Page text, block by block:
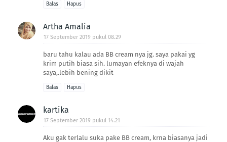
Balas Hapus
Artha Amalia
17 September 2019 pukul 08.29
baru tahu kalau ada BB cream nya jg. saya pakai yg
krim putih biasa sih. lumayan efeknya di wajah
saya,.lebih bening dikit
Balas Hapus
kartika
17 September 2019 pukul 14.21
Aku gak terlalu suka pake BB cream, krna biasanya jadi